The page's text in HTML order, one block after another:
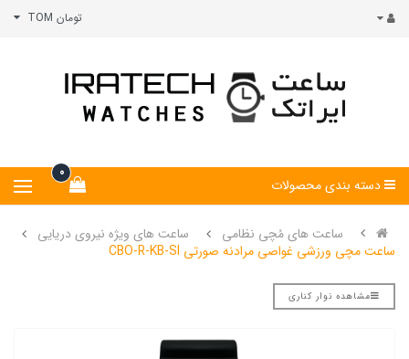
تومان TOM
0
دسته بندی محصولات
ساعت های مُچی نظامی
ساعت های ویژه نیروی دریایی
ساعت مچی ورزشی غواصی مرادنه صورتی CBO-R-KB-SI
مشاهده نوار کناری